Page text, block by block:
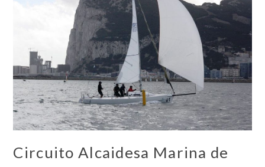
Circuito Alcaidesa Marina de